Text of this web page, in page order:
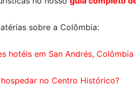
sobre a Colômbia:
hotéis em San Andrés, Colômbia
no Centro Histórico?